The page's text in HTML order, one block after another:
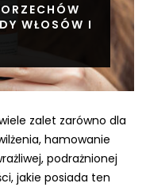
WŁOSÓW I
zalet zarówno dla
hamowanie
podrażnionej
jakie posiada ten